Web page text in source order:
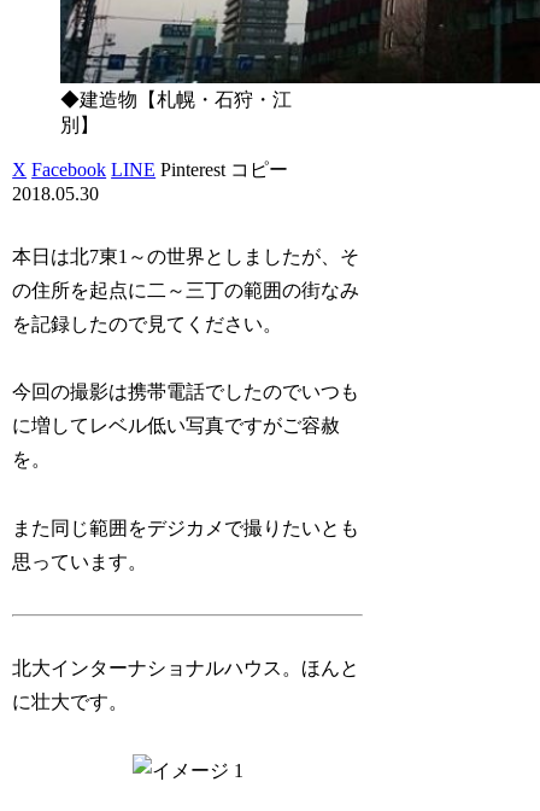
◆建造物【札幌・石狩・江
別】
X Facebook LINE Pinterest コピー
2018.05.30
本日は北7東1～の世界としましたが、そ
の住所を起点に二～三丁の範囲の街なみ
を記録したので見てください。
今回の撮影は携帯電話でしたのでいつも
に増してレベル低い写真ですがご容赦
を。
また同じ範囲をデジカメで撮りたいとも
思っています。
北大インターナショナルハウス。ほんと
に壮大です。